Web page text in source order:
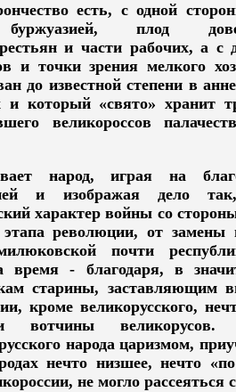
есть, с одной
плод
и части рабочих, а с
и точки зрения мелкого
до известной степени в
который «свято» хранит
великороссов
народ, играя на
и изображая дело
характер войны со
этапа революции, от замены
почти
- благодаря, в
старины, заставляющим
кроме великорусского,
вотчины великорусов.
народа царизмом,
нечто низшее, нечто
не могло рассеяться